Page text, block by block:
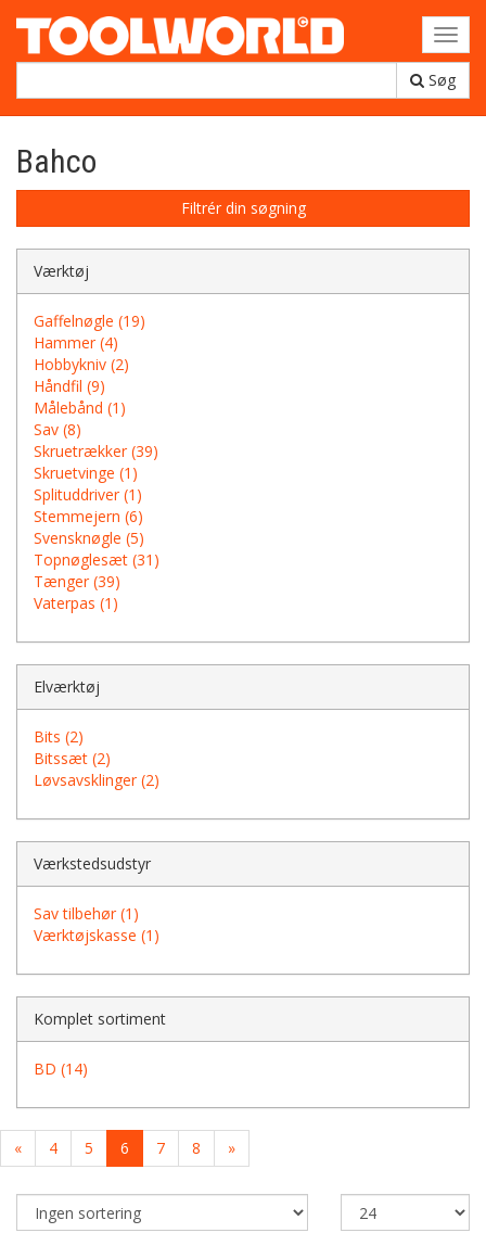
Søg
Bahco
Filtrér din søgning
Værktøj
Gaffelnøgle (19)
Hammer (4)
Hobbykniv (2)
Håndfil (9)
Målebånd (1)
Sav (8)
Skruetrækker (39)
Skruetvinge (1)
Splituddriver (1)
Stemmejern (6)
Svensknøgle (5)
Topnøglesæt (31)
Tænger (39)
Vaterpas (1)
Elværktøj
Bits (2)
Bitssæt (2)
Løvsavsklinger (2)
Værkstedsudstyr
Sav tilbehør (1)
Værktøjskasse (1)
Komplet sortiment
BD (14)
« 4 5 6 7 8 »